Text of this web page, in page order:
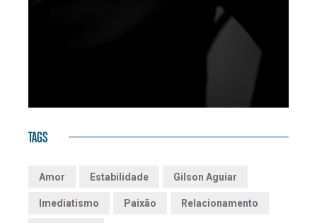
TAGS
Amor Estabilidade Gilson Aguiar
Imediatismo Paixão Relacionamento